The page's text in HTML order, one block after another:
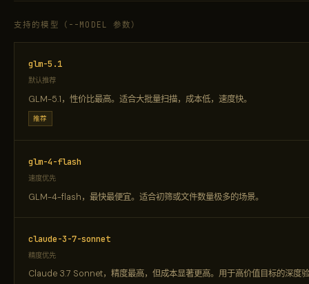
支持的模型（--MODEL 参数）
glm-5.1
默认推荐
GLM-5.1，性价比最高。适合大批量扫描，成本低，速度快。
推荐
glm-4-flash
速度优先
GLM-4-flash，最快最便宜。适合初筛或文件数量极多的场景。
claude-3-7-sonnet
精度优先
Claude 3.7 Sonnet，精度最高，但成本显著更高。用于高价值目标的深度